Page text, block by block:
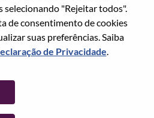
selecionando "Rejeitar todos".
de consentimento de cookies
suas preferências. Saiba
de Privacidade.